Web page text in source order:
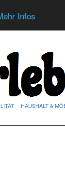
Infos
HAUSHALT &